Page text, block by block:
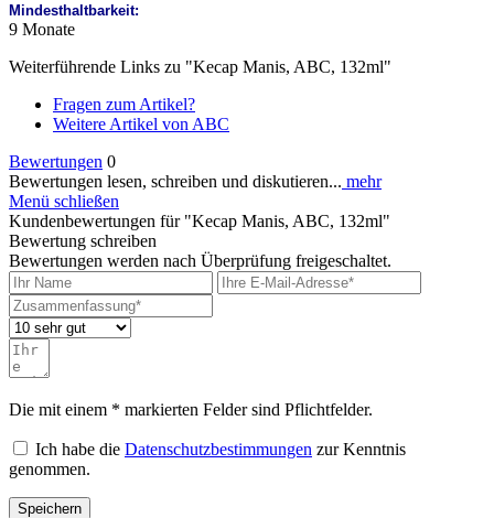
Mindesthaltbarkeit:
9 Monate
Weiterführende Links zu "Kecap Manis, ABC, 132ml"
Fragen zum Artikel?
Weitere Artikel von ABC
Bewertungen 0
Bewertungen lesen, schreiben und diskutieren... mehr
Menü schließen
Kundenbewertungen für "Kecap Manis, ABC, 132ml"
Bewertung schreiben
Bewertungen werden nach Überprüfung freigeschaltet.
Die mit einem * markierten Felder sind Pflichtfelder.
Ich habe die Datenschutzbestimmungen zur Kenntnis
genommen.
Speichern